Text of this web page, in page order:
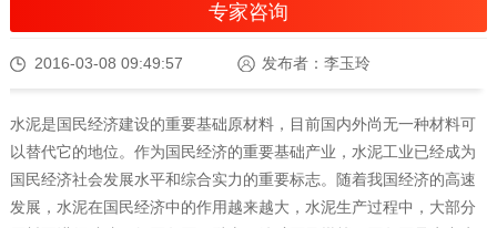
专家咨询
2016-03-08 09:49:57 发布者：李玉玲
水泥是国民经济建设的重要基础原材料，目前国内外尚无一种材料可
以替代它的地位。作为国民经济的重要基础产业，水泥工业已经成为
国民经济社会发展水平和综合实力的重要标志。随着我国经济的高速
发展，水泥在国民经济中的作用越来越大，水泥生产过程中，大部分